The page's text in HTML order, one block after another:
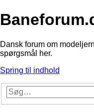
Dansk forum om
spørgsmål her.
Spring til indhold